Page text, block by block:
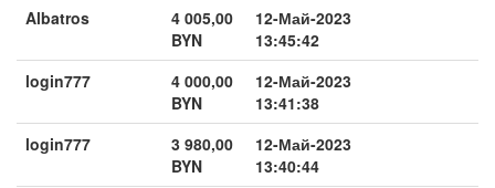
Albatros
4 005,00
BYN
12-Май-2023
13:45:42
login777
4 000,00
BYN
12-Май-2023
13:41:38
login777
3 980,00
BYN
12-Май-2023
13:40:44